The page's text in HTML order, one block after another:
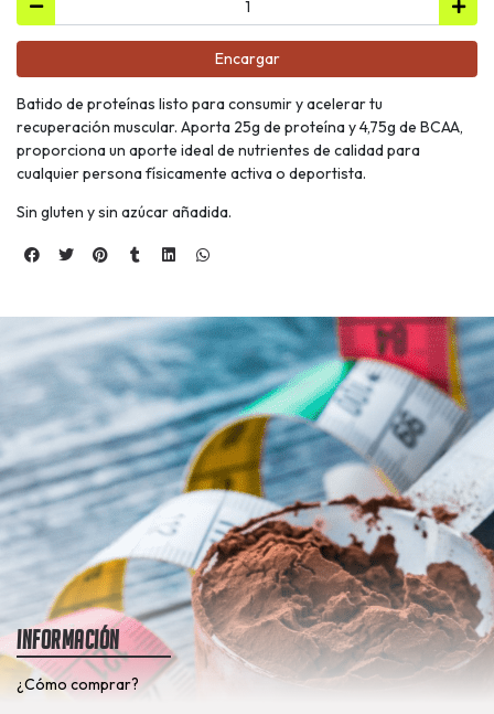
Encargar
Batido de proteínas listo para consumir y acelerar tu
recuperación muscular. Aporta 25g de proteína y 4,75g de BCAA,
proporciona un aporte ideal de nutrientes de calidad para
cualquier persona físicamente activa o deportista.
Sin gluten y sin azúcar añadida.
Información
¿Cómo comprar?